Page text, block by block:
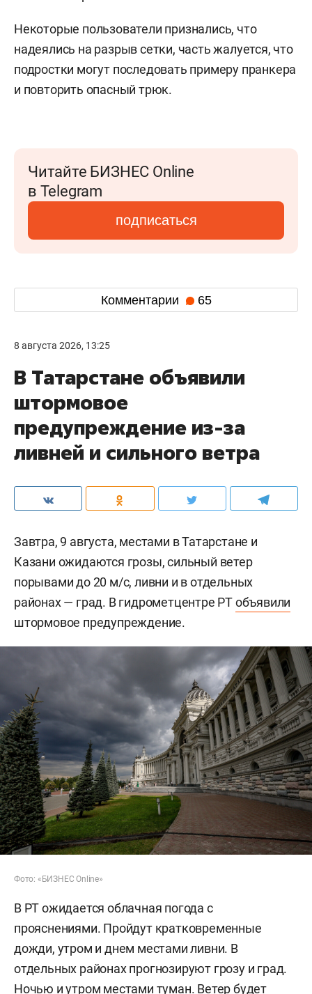
Некоторые пользователи признались, что
надеялись на разрыв сетки, часть жалуется, что
подростки могут последовать примеру пранкера
и повторить опасный трюк.
Читайте БИЗНЕС Online
в Telegram
подписаться
Комментарии 65
8 августа 2026, 13:25
В Татарстане объявили
штормовое
предупреждение из-за
ливней и сильного ветра
Завтра, 9 августа, местами в Татарстане и
Казани ожидаются грозы, сильный ветер
порывами до 20 м/c, ливни и в отдельных
районах — град. В гидрометцентре РТобъявили
штормовое предупреждение.
Фото: «БИЗНЕС Online»
В РТ ожидается облачная погода с
прояснениями. Пройдут кратковременные
дожди, утром и днем местами ливни. В
отдельных районах прогнозируют грозу и град.
Ночью и утром местами туман. Ветер будет